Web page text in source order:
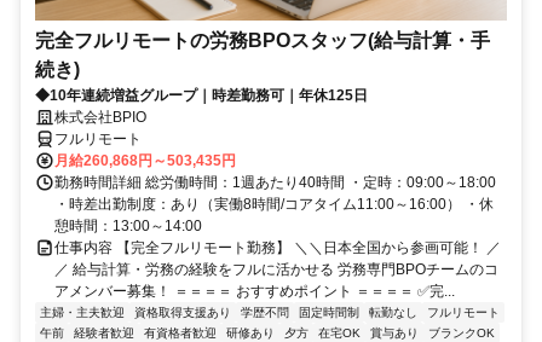
完全フルリモートの労務BPOスタッフ(給与計算・手
続き)
◆10年連続増益グループ｜時差勤務可｜年休125日
株式会社BPIO
フルリモート
月給260,868円～503,435円
勤務時間詳細 総労働時間：1週あたり40時間 ・定時：09:00～18:00
・時差出勤制度：あり（実働8時間/コアタイム11:00～16:00） ・休
憩時間：13:00～14:00
仕事内容 【完全フルリモート勤務】 ＼＼日本全国から参画可能！ ／
／ 給与計算・労務の経験をフルに活かせる 労務専門BPOチームのコ
アメンバー募集！ ＝＝＝＝ おすすめポイント ＝＝＝＝ ✅完...
主婦・主夫歓迎 資格取得支援あり 学歴不問 固定時間制 転勤なし
フルリモート
午前
経験者歓迎 有資格者歓迎 研修あり 夕方 在宅OK 賞与あり
ブランクOK